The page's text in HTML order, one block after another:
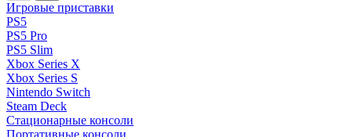
Игровые приставки
PS5
PS5 Pro
PS5 Slim
Xbox Series X
Xbox Series S
Nintendo Switch
Steam Deck
Стационарные консоли
Портативные консоли